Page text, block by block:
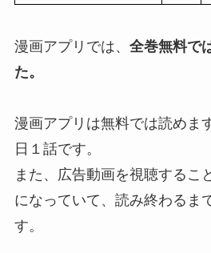
漫画アプリでは、 全巻無料で
た。
漫画アプリは無料では読めま
日１話です。
また、広告動画を視聴するこ
になっていて、読み終わるま
す。